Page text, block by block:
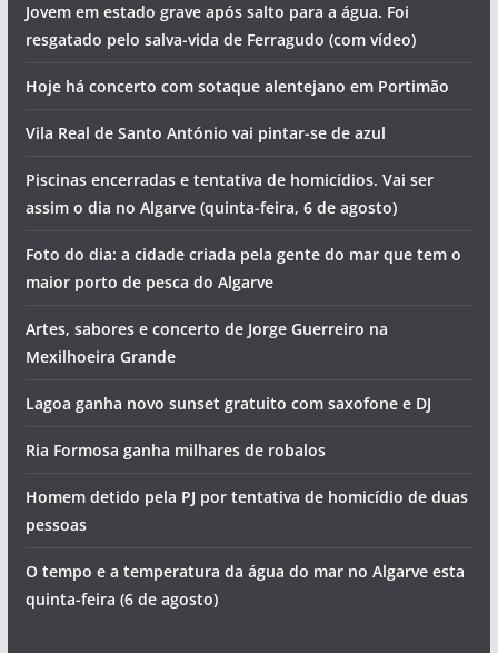
Jovem em estado grave após salto para a água. Foi
resgatado pelo salva-vida de Ferragudo (com vídeo)
Hoje há concerto com sotaque alentejano em Portimão
Vila Real de Santo António vai pintar-se de azul
Piscinas encerradas e tentativa de homicídios. Vai ser
assim o dia no Algarve (quinta-feira, 6 de agosto)
Foto do dia: a cidade criada pela gente do mar que tem o
maior porto de pesca do Algarve
Artes, sabores e concerto de Jorge Guerreiro na
Mexilhoeira Grande
Lagoa ganha novo sunset gratuito com saxofone e DJ
Ria Formosa ganha milhares de robalos
Homem detido pela PJ por tentativa de homicídio de duas
pessoas
O tempo e a temperatura da água do mar no Algarve esta
quinta-feira (6 de agosto)